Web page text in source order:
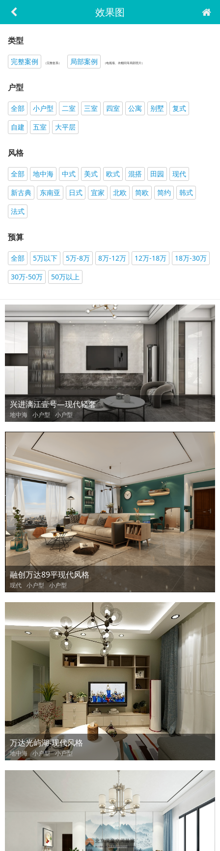
效果图
类型
完整案例 （完整套系） 局部案例 （电视墙、衣帽间等局部照片）
户型
全部 小户型 二室 三室 四室 公寓 别墅
复式
自建
五室 大平层
风格
全部 地中海 中式 美式 欧式 混搭 田园
现代
新古典
东南亚 日式 宜家 北欧 简欧 简约
韩式
法式
预算
全部 5万以下 5万-8万 8万-12万 12万-18万
18万-30万
30万-50万
50万以上
兴进漓江壹号—现代轻奢
地中海 小户型 小户型
融创万达89平现代风格
现代 小户型 小户型
万达光屿湖-现代风格
地中海 小户型 小户型